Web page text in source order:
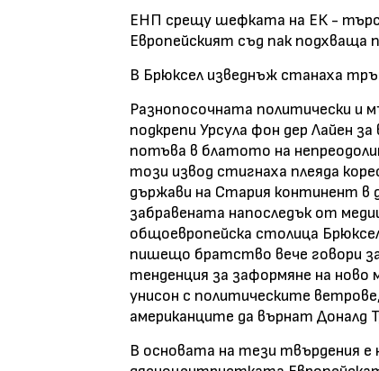
ЕНП срещу шефката на ЕК -
Европейският съд пак подхваща
В Брюксел изведнъж станаха
Разнопосочната политически и
подкрепи Урсула фон дер Лайен
потъва в блатото на
този извод стигнаха плеяда
държави на Стария континент в
забравената напоследък от
общоевропейска столица
пишещо братство вече говори
тенденция за заформяне на ново
унисон с политическите
американците да върнат Доналд
В основата на тези твърдения